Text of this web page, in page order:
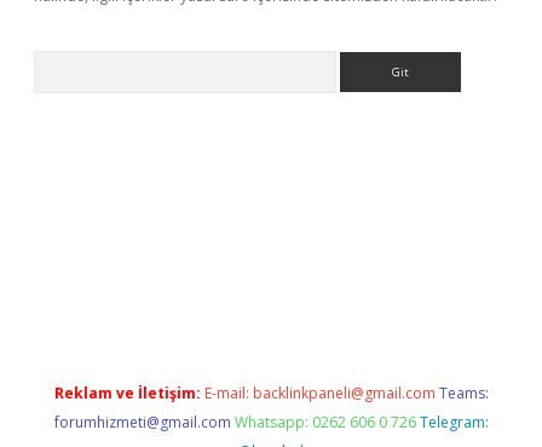
Reklam ve İletişim: E-mail: backlinkpaneli@gmail.com Teams:
forumhizmeti@gmail.com Whatsapp: 0262 606 0 726 Telegram: